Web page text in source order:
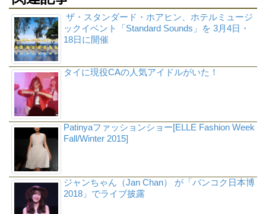
ザ・スタンダード・ホアヒン、ホテルミュージ
ックイベント「Standard Sounds」を 3月4日・
18日に開催
タイに現役CAの人気アイドルがいた！
Patinyaファッションショー[ELLE Fashion Week
Fall/Winter 2015]
ジャンちゃん（Jan Chan） が「バンコク日本博
2018」でライブ披露